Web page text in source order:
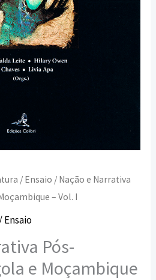
/ Ensaio / Nação e Narrativa
– Vol. I
Pós-
e Moçambique